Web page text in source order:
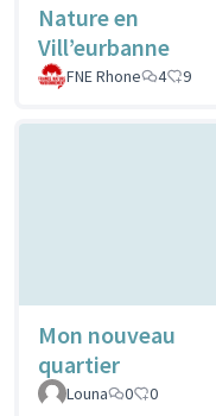
Nature en
Vill’eurbanne
FNE Rhone
4 9
Mon nouveau
quartier
Louna
0 0